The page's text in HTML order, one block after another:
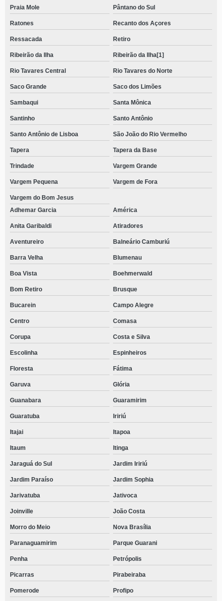
Praia Mole Pântano do Sul
Ratones Recanto dos Açores
Ressacada Retiro
Ribeirão da Ilha Ribeirão da Ilha[1]
Rio Tavares Central Rio Tavares do Norte
Saco Grande Saco dos Limões
Sambaqui Santa Mônica
Santinho Santo Antônio
Santo Antônio de Lisboa São João do Rio Vermelho
Tapera Tapera da Base
Trindade Vargem Grande
Vargem Pequena Vargem de Fora
Vargem do Bom Jesus
Adhemar Garcia
América
Anita Garibaldi Atiradores
Aventureiro Balneário Camburiú
Barra Velha Blumenau
Boa Vista Boehmerwald
Bom Retiro Brusque
Bucarein Campo Alegre
Centro Comasa
Corupa Costa e Silva
Escolinha Espinheiros
Floresta Fátima
Garuva Glória
Guanabara Guaramirim
Guaratuba Iririú
Itajai Itapoa
Itaum Itinga
Jaraguá do Sul Jardim Iririú
Jardim Paraíso Jardim Sophia
Jarivatuba Jativoca
Joinville João Costa
Morro do Meio Nova Brasília
Paranaguamirim Parque Guarani
Penha Petrópolis
Picarras Pirabeiraba
Pomerode Profipo